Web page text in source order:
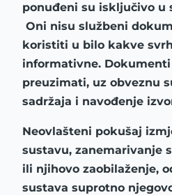
ponuđeni su isključivo u
Oni nisu službeni
koristiti u bilo kakve
informativne.
preuzimati, uz obveznu
sadržaja i navođenje
Neovlašteni pokušaj
sustavu, zanemarivanje
ili njihovo zaobilaženje,
sustava suprotno